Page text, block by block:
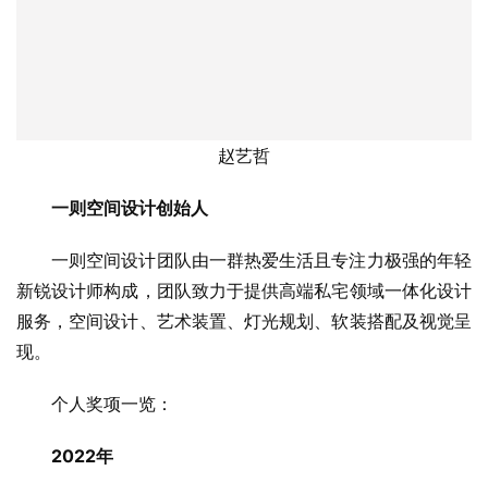
赵艺哲
一则空间设计创始人
一则空间设计团队由一群热爱生活且专注力极强的年轻
新锐设计师构成，团队致力于提供高端私宅领域一体化设计
服务，空间设计、艺术装置、灯光规划、软装搭配及视觉呈
现。
个人奖项一览：
2022年